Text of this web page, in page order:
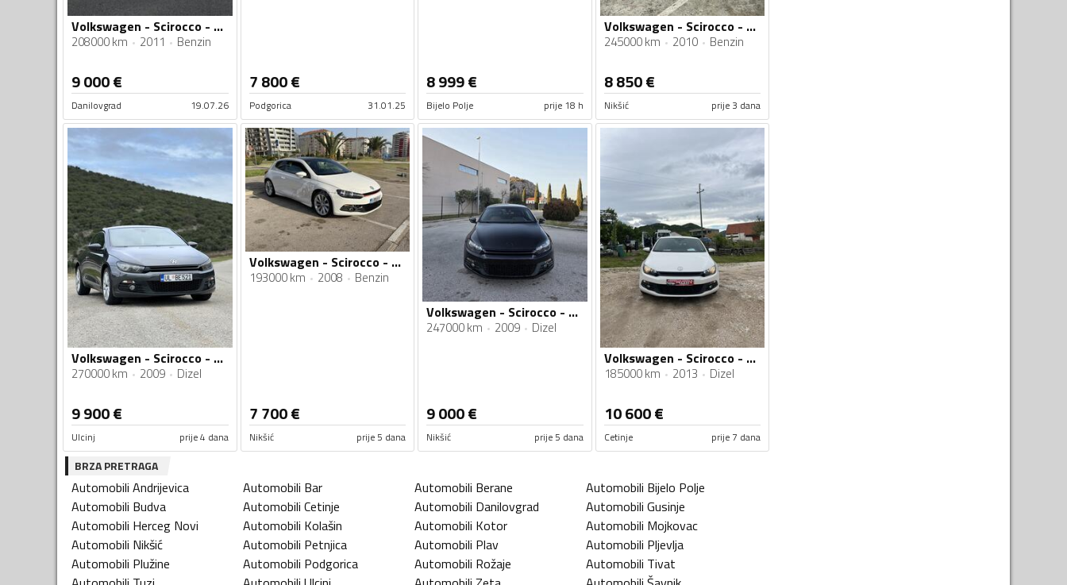
Volkswagen - Scirocco - 2.0TSI
208000 km 2011 Benzin
9 000€
Danilovgrad 19.07.26
7 800€
Podgorica 31.01.25
8 999€
Bijelo Polje prije 18 h
Volkswagen - Scirocco - 1.4 TSI
245000 km 2010 Benzin
8 850€
Nikšić prije 3 dana
Volkswagen - Scirocco - 2.0
270000 km 2009 Dizel
9 900€
Ulcinj prije 4 dana
Volkswagen - Scirocco - 2.0 TSI
193000 km 2008 Benzin
7 700€
Nikšić prije 5 dana
Volkswagen - Scirocco - 2.0 TDI
247000 km 2009 Dizel
9 000€
Nikšić prije 5 dana
Volkswagen - Scirocco - 2.0 TDI.AUTOMATIK
185000 km 2013 Dizel
10 600€
Cetinje prije 7 dana
BRZA PRETRAGA
Automobili Andrijevica Automobili Bar Automobili Berane Automobili Bijelo Polje
Automobili Budva Automobili Cetinje Automobili Danilovgrad Automobili Gusinje
Automobili Herceg Novi Automobili Kolašin Automobili Kotor Automobili Mojkovac
Automobili Nikšić Automobili Petnjica Automobili Plav Automobili Pljevlja
Automobili Plužine Automobili Podgorica Automobili Rožaje Automobili Tivat